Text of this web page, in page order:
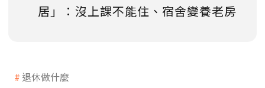
居」：沒上課不能住、宿舍變養老房
退休做什麼